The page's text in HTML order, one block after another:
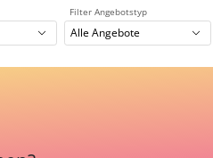
Filter Angebotstyp
Alle Angebote